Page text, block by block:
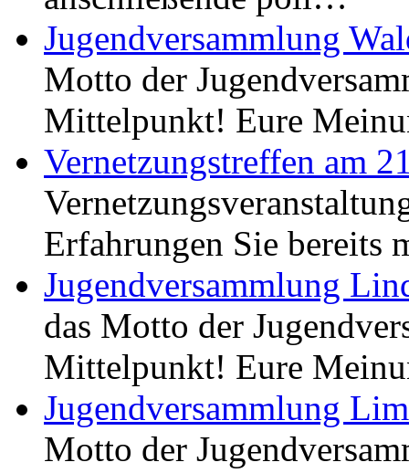
Jugendversammlung
Motto der
Mittelpunkt! Eure
Vernetzungstreffen am
Erfahrungen Sie
Jugendversammlung
das Motto der
Mittelpunkt! Eure
Jugendversammlung
Motto der